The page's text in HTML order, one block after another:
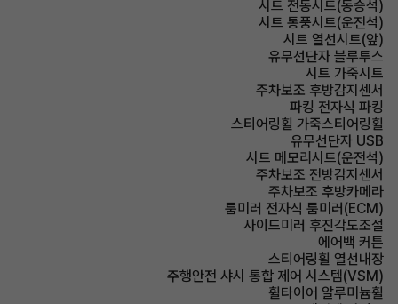
시트 전동시트(동승석)
시트 통풍시트(운전석)
시트 열선시트(앞)
유무선단자 블루투스
시트 가죽시트
주차보조 후방감지센서
파킹 전자식 파킹
스티어링휠 가죽스티어링휠
유무선단자 USB
시트 메모리시트(운전석)
주차보조 전방감지센서
주차보조 후방카메라
룸미러 전자식 룸미러(ECM)
사이드미러 후진각도조절
에어백 커튼
스티어링휠 열선내장
주행안전 샤시 통합 제어 시스템(VSM)
휠타이어 알루미늄휠